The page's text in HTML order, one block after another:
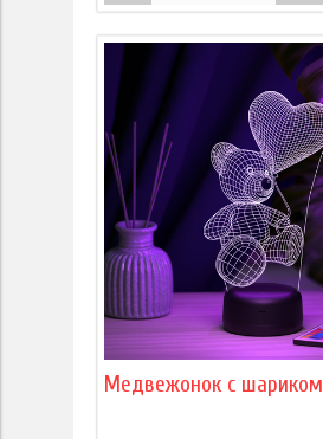
Медвежонок с шариком